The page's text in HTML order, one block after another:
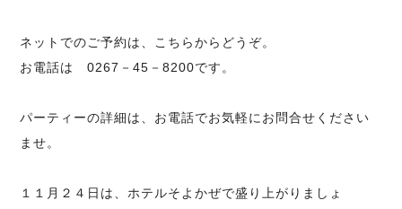
ネットでのご予約は、 こちらから どうぞ。
お電話は 0267－45－8200です。
パーティーの詳細は、お電話でお気軽にお問合せください
ませ。
１１月２４日は、ホテルそよかぜで盛り上がりましょ